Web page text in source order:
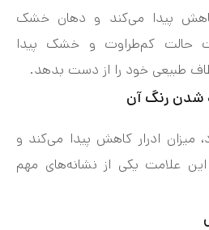
پیدا می‌کند و دهان خشک
حالت کم‌طراوت و خشک پیدا
طبیعی خود را از دست بدهد.
شدن رنگ آن
میزان ادرار کاهش پیدا می‌کند و
علامت یکی از نشانه‌های مهم